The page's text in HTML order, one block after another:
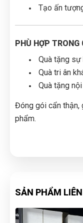
Tạo ấn
PHÙ HỢP
Quà tặng sự
Quà tri ân
Quà tặng
Đóng gói cẩn thận,
phẩm.
SẢN PHẨM